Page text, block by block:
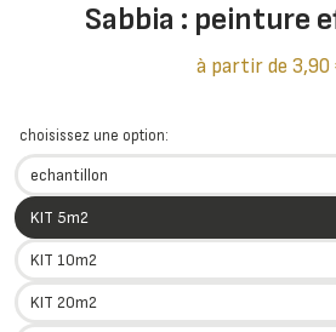
Sabbia : peinture
à partir de3,90
choisissez une option:
echantillon
KIT 5m2
KIT 10m2
KIT 20m2